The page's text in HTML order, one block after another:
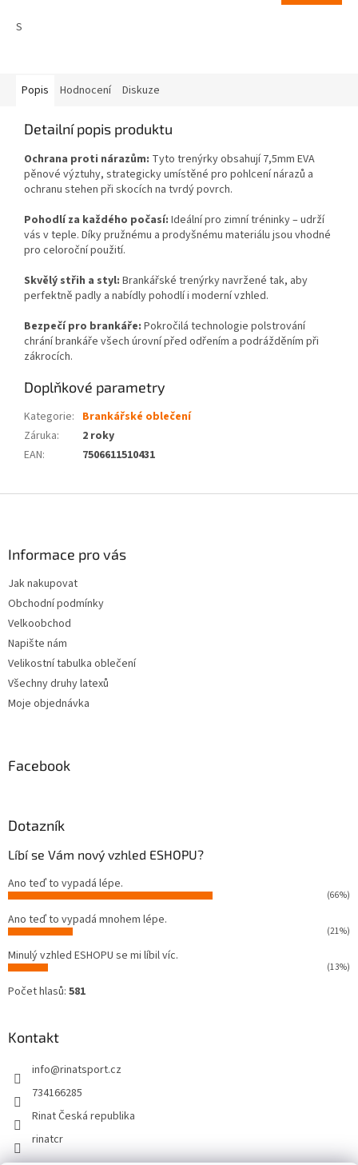
S
Popis Hodnocení Diskuze
Detailní popis produktu
Ochrana proti nárazům: Tyto trenýrky obsahují 7,5mm EVA
pěnové výztuhy, strategicky umístěné pro pohlcení nárazů a
ochranu stehen při skocích na tvrdý povrch.
Pohodlí za každého počasí: Ideální pro zimní tréninky – udrží
vás v teple. Díky pružnému a prodyšnému materiálu jsou vhodné
pro celoroční použití.
Skvělý střih a styl: Brankářské trenýrky navržené tak, aby
perfektně padly a nabídly pohodlí i moderní vzhled.
Bezpečí pro brankáře: Pokročilá technologie polstrování
chrání brankáře všech úrovní před odřením a podrážděním při
zákrocích.
Doplňkové parametry
Kategorie: Brankářské oblečení
Záruka:
2 roky
EAN: 7506611510431
Informace pro vás
Jak nakupovat
Obchodní podmínky
Velkoobchod
Napište nám
Velikostní tabulka oblečení
Všechny druhy latexů
Moje objednávka
Facebook
Dotazník
Líbí se Vám nový vzhled ESHOPU?
Ano teď to vypadá lépe.
(66%)
Ano teď to vypadá mnohem lépe.
(21%)
Minulý vzhled ESHOPU se mi líbil víc.
(13%)
Počet hlasů: 581
Kontakt
info@rinatsport.cz
734166285
Rinat Česká republika
rinatcr